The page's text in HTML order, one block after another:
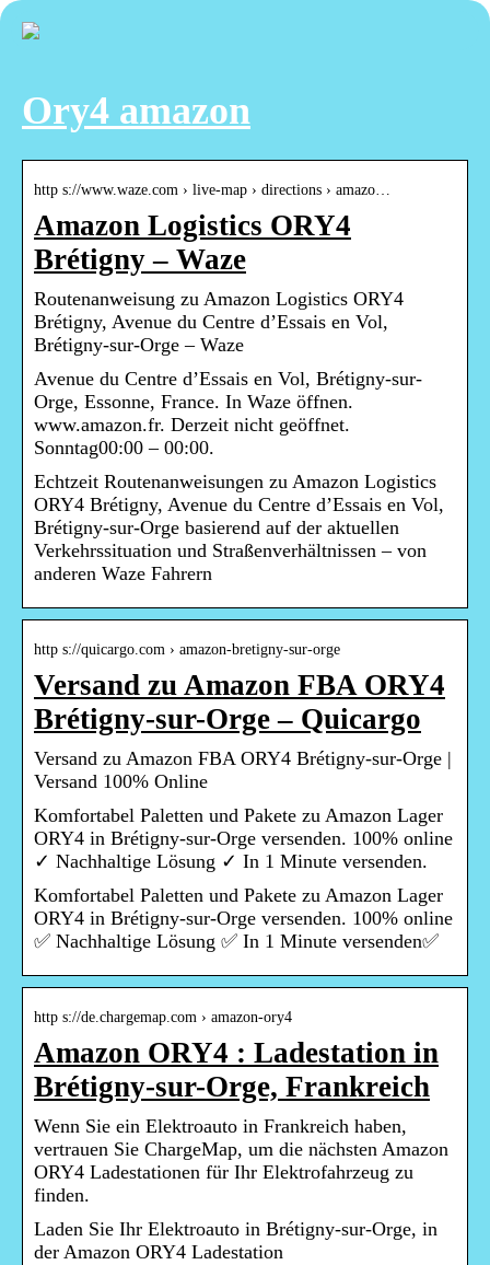
Ory4 amazon
http s://www.waze.com › live-map › directions › amazo…
Amazon Logistics ORY4
Brétigny – Waze
Routenanweisung zu Amazon Logistics ORY4
Brétigny, Avenue du Centre d’Essais en Vol,
Brétigny-sur-Orge – Waze
Avenue du Centre d’Essais en Vol, Brétigny-sur-
Orge, Essonne, France. In Waze öffnen.
www.amazon.fr. Derzeit nicht geöffnet.
Sonntag00:00 – 00:00.
Echtzeit Routenanweisungen zu Amazon Logistics
ORY4 Brétigny, Avenue du Centre d’Essais en Vol,
Brétigny-sur-Orge basierend auf der aktuellen
Verkehrssituation und Straßenverhältnissen – von
anderen Waze Fahrern
http s://quicargo.com › amazon-bretigny-sur-orge
Versand zu Amazon FBA ORY4
Brétigny-sur-Orge – Quicargo
Versand zu Amazon FBA ORY4 Brétigny-sur-Orge |
Versand 100% Online
Komfortabel Paletten und Pakete zu Amazon Lager
ORY4 in Brétigny-sur-Orge versenden. 100% online
✓ Nachhaltige Lösung ✓ In 1 Minute versenden.
Komfortabel Paletten und Pakete zu Amazon Lager
ORY4 in Brétigny-sur-Orge versenden. 100% online
✅ Nachhaltige Lösung ✅ In 1 Minute versenden✅
http s://de.chargemap.com › amazon-ory4
Amazon ORY4 : Ladestation in
Brétigny-sur-Orge, Frankreich
Wenn Sie ein Elektroauto in Frankreich haben,
vertrauen Sie ChargeMap, um die nächsten Amazon
ORY4 Ladestationen für Ihr Elektrofahrzeug zu
finden.
Laden Sie Ihr Elektroauto in Brétigny-sur-Orge, in
der Amazon ORY4 Ladestation